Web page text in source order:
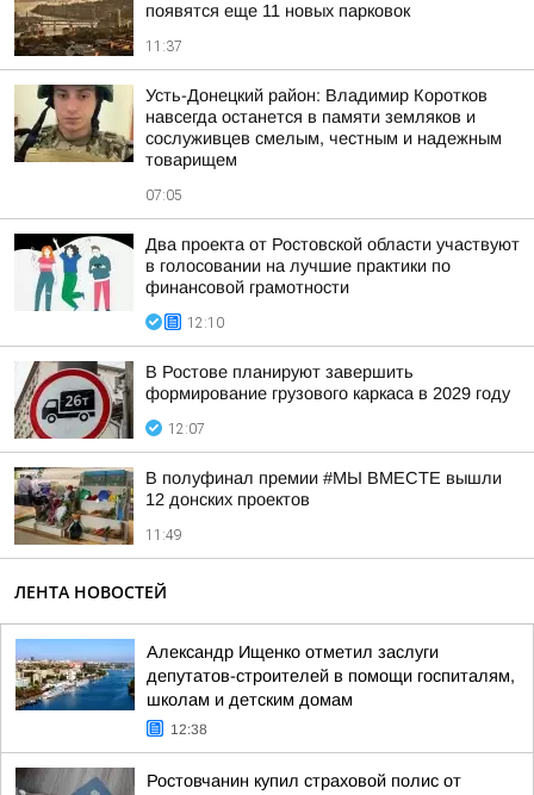
появятся еще 11 новых парковок
11:37
Усть-Донецкий район: Владимир Коротков
навсегда останется в памяти земляков и
сослуживцев смелым, честным и надежным
товарищем
07:05
Два проекта от Ростовской области участвуют
в голосовании на лучшие практики по
финансовой грамотности
12:10
В Ростове планируют завершить
формирование грузового каркаса в 2029 году
12:07
В полуфинал премии #МЫ ВМЕСТЕ вышли
12 донских проектов
11:49
ЛЕНТА НОВОСТЕЙ
Александр Ищенко отметил заслуги
депутатов-строителей в помощи госпиталям,
школам и детским домам
12:38
Ростовчанин купил страховой полис от